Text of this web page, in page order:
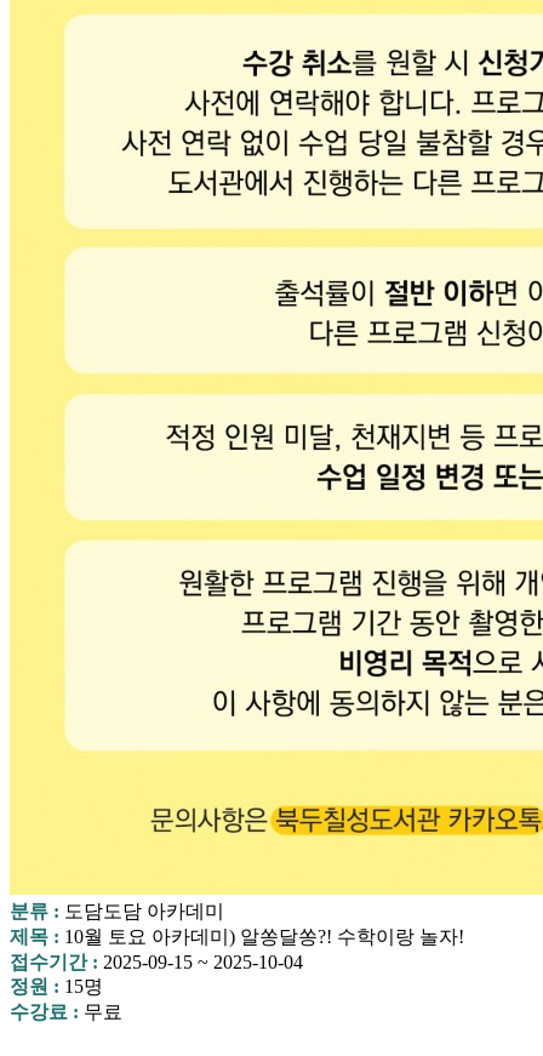
분류 : 도담도담 아카데미
제목 : 10월 토요 아카데미) 알쏭달쏭?! 수학이랑 놀자!
접수기간 : 2025-09-15 ~ 2025-10-04
정원 : 15명
수강료 : 무료